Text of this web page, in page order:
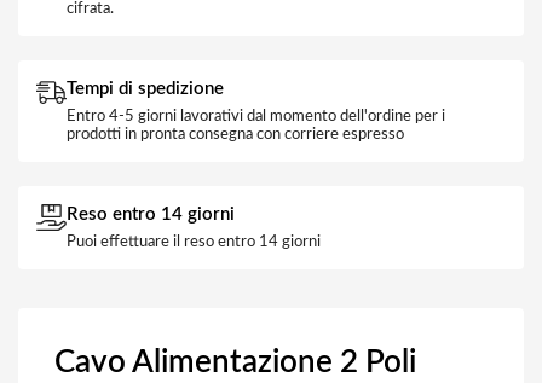
cifrata.
Tempi di spedizione
Entro 4-5 giorni lavorativi dal momento dell'ordine per i
prodotti in pronta consegna con corriere espresso
Reso entro 14 giorni
Puoi effettuare il reso entro 14 giorni
Cavo Alimentazione 2 Poli